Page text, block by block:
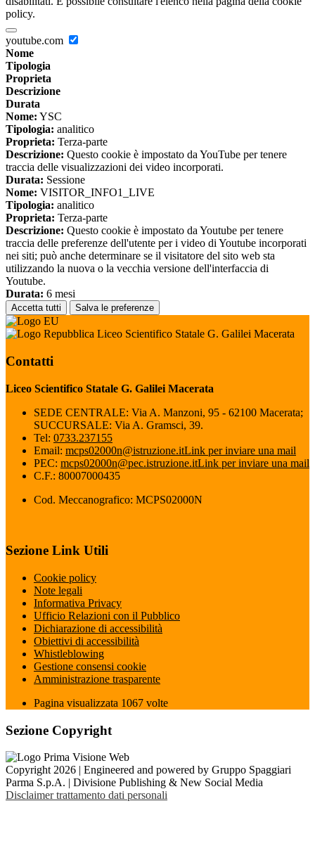
policy.
youtube.com
Nome
Tipologia
Proprieta
Descrizione
Durata
Nome: YSC
Tipologia: analitico
Proprieta: Terza-parte
Descrizione: Questo cookie è impostato da YouTube per tenere
traccia delle visualizzazioni dei video incorporati.
Durata: Sessione
Nome: VISITOR_INFO1_LIVE
Tipologia: analitico
Proprieta: Terza-parte
Descrizione: Questo cookie è impostato da Youtube per tenere
traccia delle preferenze dell'utente per i video di Youtube incorporati
nei siti; può anche determinare se il visitatore del sito web sta
utilizzando la nuova o la vecchia versione dell'interfaccia di
Youtube.
Durata: 6 mesi
Accetta tutti Salva le preferenze
Liceo Scientifico Statale G. Galilei Macerata
Contatti
Liceo Scientifico Statale G. Galilei Macerata
SEDE CENTRALE: Via A. Manzoni, 95 - 62100 Macerata;
SUCCURSALE: Via A. Gramsci, 39.
Tel: 0733.237155
Email: mcps02000n@istruzione.itLink per inviare una mail
PEC: mcps02000n@pec.istruzione.itLink per inviare una mail
C.F.: 80007000435
Cod. Meccanografico: MCPS02000N
Sezione Link Utili
Cookie policy
Note legali
Informativa Privacy
Ufficio Relazioni con il Pubblico
Dichiarazione di accessibilità
Obiettivi di accessibilità
Whistleblowing
Gestione consensi cookie
Amministrazione trasparente
Pagina visualizzata 1067 volte
Sezione Copyright
Copyright 2026 | Engineered and powered by Gruppo Spaggiari
Parma S.p.A. | Divisione Publishing & New Social Media
Disclaimer trattamento dati personali